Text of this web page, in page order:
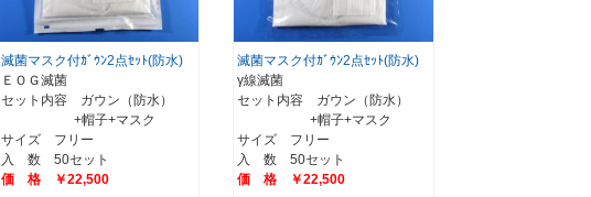
滅菌マスク付ｶﾞｳﾝ2点ｾｯﾄ(防水)
ＥＯＧ滅菌
セット内容 ガウン（防水）
+帽子+マスク
サイズ フリー
入 数 50セット
価 格 ￥22,500
滅菌マスク付ｶﾞｳﾝ2点ｾｯﾄ(防水)
γ線滅菌
セット内容 ガウン（防水）
+帽子+マスク
サイズ フリー
入 数 50セット
価 格 ￥22,500